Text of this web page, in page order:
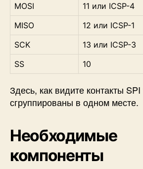
MOSI
11 или ICSP-4
MISO
12 или ICSP-1
SCK
13 или ICSP-3
SS
10
Здесь, как видите контакты
сгруппированы в одном месте.
Необходимые
компоненты